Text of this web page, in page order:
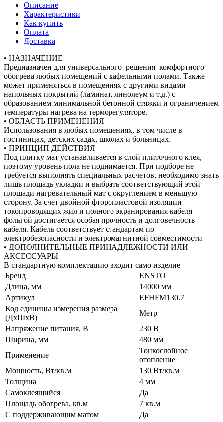
Описание
Характеристики
Как купить
Оплата
Доставка
• НАЗНАЧЕНИЕ
Предназначен для универсального решения комфортного
обогрева любых помещений с кафельными полами. Также
может применяться в помещениях с другими видами
напольных покрытий (ламинат, линолеум и т.д.) с
образованием минимальной бетонной стяжки и ограничением
температуры нагрева на терморегуляторе.
• ОБЛАСТЬ ПРИМЕНЕНИЯ
Использования в любых помещениях, в том числе в
гостиницах, детских садах, школах и больницах.
• ПРИНЦИП ДЕЙСТВИЯ
Под плитку мат устанавливается в слой плиточного клея,
поэтому уровень пола не поднимается. При подборе не
требуется выполнять специальных расчетов, необходимо знать
лишь площадь укладки и выбрать соответствующий этой
площади нагревательный мат с округлением в меньшую
сторону. За счет двойной фторопластовой изоляции
токопроводящих жил и полного экранирования кабеля
фольгой достигается особая прочность и долговечность
кабеля. Кабель соответствует стандартам по
электробезопасности и электромагнитной совместимости
• ДОПОЛНИТЕЛЬНЫЕ ПРИНАДЛЕЖНОСТИ ИЛИ
АКСЕССУАРЫ
В стандартную комплектацию входит само изделие
Бренд
ENSTO
Длина, мм
14000 мм
Артикул
EFHFM130.7
Код единицы измерения размера
(ДхШхВ)
Метр
Напряжение питания, В
230 В
Ширина, мм
480 мм
Применение
Тонкослойное
отопление
Мощность, Вт/кв.м
130 Вт/кв.м
Толщина
4 мм
Самоклеящийся
Да
Площадь обогрева, кв.м
7 кв.м
С поддерживающим матом
Да